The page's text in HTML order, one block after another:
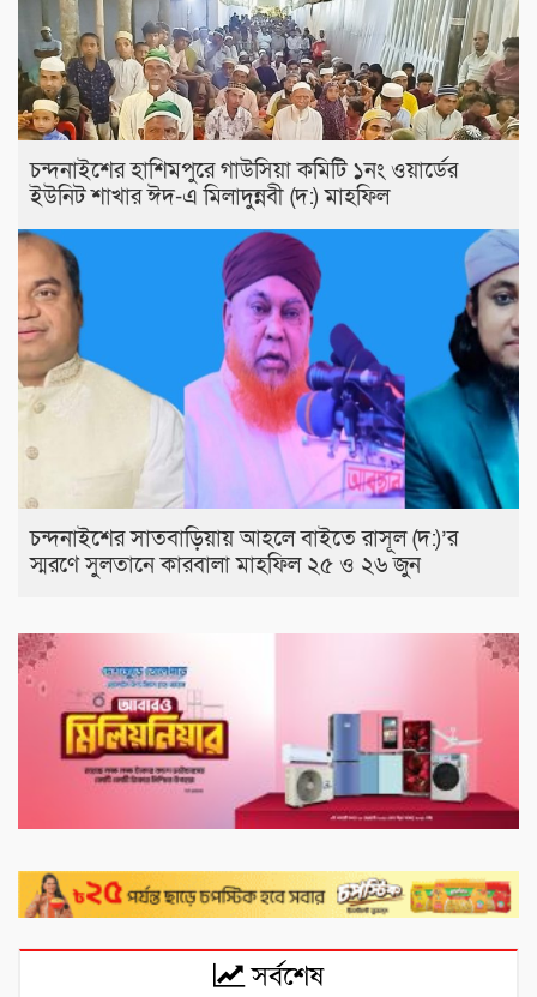
চন্দনাইশের হাশিমপুরে গাউসিয়া কমিটি ১নং ওয়ার্ডের
ইউনিট শাখার ঈদ-এ মিলাদুন্নবী (দ:) মাহফিল
চন্দনাইশের সাতবাড়িয়ায় আহলে বাইতে রাসূল (দ:)’র
স্মরণে সুলতানে কারবালা মাহফিল ২৫ ও ২৬ জুন
সর্বশেষ